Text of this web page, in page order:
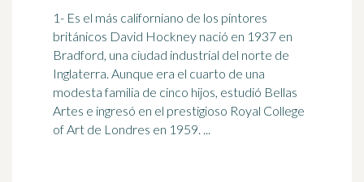
1- Es el más californiano de los pintores
británicos David Hockney nació en 1937 en
Bradford, una ciudad industrial del norte de
Inglaterra. Aunque era el cuarto de una
modesta familia de cinco hijos, estudió Bellas
Artes e ingresó en el prestigioso Royal College
of Art de Londres en 1959. ...